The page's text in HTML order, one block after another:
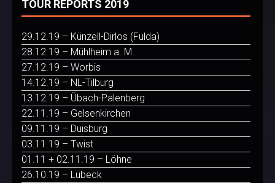
TOUR REPORTS 2019
29.12.19 – Künzell-Dirlos (Fulda)
28.12.19 – Mühlheim a. M.
27.12.19 – Worbis
14.12.19 – NL-Tilburg
13.12.19 – Übach-Palenberg
22.11.19 – Gelsenkirchen
09.11.19 – Duisburg
03.11.19 – Twist
01.11 + 02.11.19 – Löhne
26.10.19 – Lübeck